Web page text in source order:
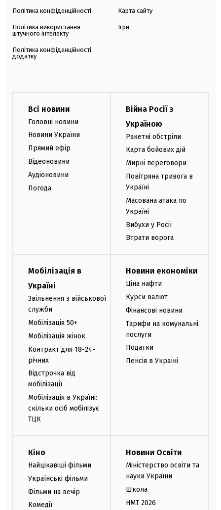
Політика конфіденційності
Політика використання
штучного інтелекту
Політика конфіденційності
додатку
Карта сайту
Ігри
Всі новини
Головні новини
Новини України
Прямий ефір
Відеоновини
Аудіоновини
Погода
Війна Росії з
Україною
Ракетні обстріли
Карта бойових дій
Мирні переговори
Повітряна тривога в
Україні
Масована атака по
Україні
Вибухи у Росії
Втрати ворога
Мобілізація в
Україні
Звільнення з військової
служби
Мобілізація 50+
Мобілізація жінок
Контракт для 18-24-
річних
Відстрочка від
мобілізації
Мобілізація в Україні:
скільки осіб мобілізує
ТЦК
Новини економіки
Ціна нафти
Курси валют
Фінансові новини
Тарифи на комунальні
послуги
Податки
Пенсія в Україні
Кіно
Найцікавіші фільми
Українські фільми
Фільми на вечір
Комедії
Новини Освіти
Міністерство освіти та
науки України
Школа
НМТ 2026